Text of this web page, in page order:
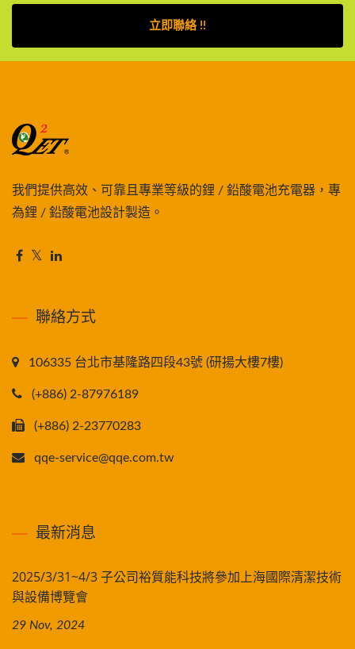
立即聯絡 !!
我們提供高效、可靠且專業等級的鋰 / 鉛酸電池充電器，專
為鋰 / 鉛酸電池設計製造。
聯絡方式
106335 台北市基隆路四段43號 (研揚大樓7樓)
(+886) 2-87976189
(+886) 2-23770283
qqe-service@qqe.com.tw
最新消息
2025/3/31~4/3 子公司裕質能科技將參加上海國際清潔技術
與設備博覽會
29 Nov, 2024